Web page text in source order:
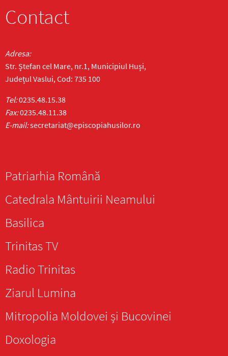
Contact
Adresa:
Str. Ștefan cel Mare, nr.1, Municipiul Huși,
Județul Vaslui, Cod: 735 100
Tel:0235.48.15.38
Fax:0235.48.11.38
E-mail:secretariat@episcopiahusilor.ro
Patriarhia Română
Catedrala Mântuirii Neamului
Basilica
Trinitas TV
Radio Trinitas
Ziarul Lumina
Mitropolia Moldovei și Bucovinei
Doxologia